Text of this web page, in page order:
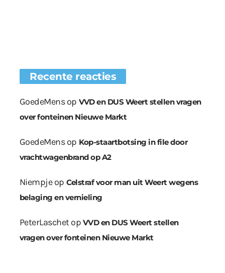
Recente reacties
GoedeMensop VVD en DUS Weert stellen vragen
over fonteinen Nieuwe Markt
GoedeMensop Kop-staartbotsing in file door
vrachtwagenbrand op A2
Niempjeop Celstraf voor man uit Weert wegens
belaging en vernieling
PeterLaschetop VVD en DUS Weert stellen
vragen over fonteinen Nieuwe Markt